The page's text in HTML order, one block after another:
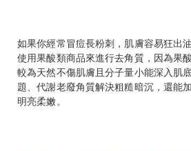
如果你經常冒痘長粉刺，肌膚容易狂出
使用果酸類商品來進行去角質，因為果
較為天然不傷肌膚且分子量小能深入肌
題、代謝老廢角質解決粗糙暗沉，還能
明亮柔嫩。